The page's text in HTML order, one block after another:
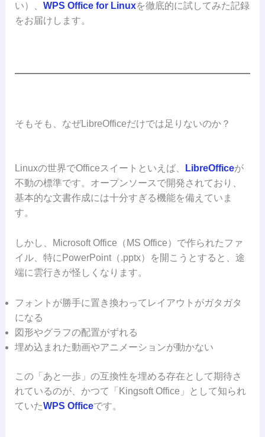
い）、 WPS Office for Linuxを徹底的に試してみた記録
をお届けします。
そもそも、なぜLibreOfficeだけでは足りないのか？
Linuxの世界でOfficeスイートといえば、 LibreOfficeが
不動の標準です。オープンソースで開発されており、
基本的な文書作成には十分すぎる機能を備えていま
す。
しかし、Microsoft Office（MS Office）で作られたファ
イル、特にPowerPoint（.pptx）を開こうとすると、途
端に雲行きが怪しくなります。
フォントが勝手に置き換わってレイアウトがガタガタ
になる
図形やグラフの配置がずれる
埋め込まれた動画やアニメーションが動かない
この「あと一歩」の互換性を埋める存在として期待さ
れているのが、かつて「Kingsoft Office」として知られ
ていたWPS Officeです。